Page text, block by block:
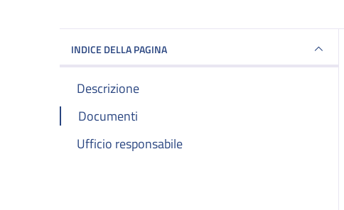
INDICE DELLA PAGINA
Descrizione
Documenti
Ufficio responsabile